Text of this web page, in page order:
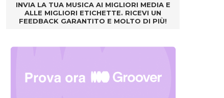
INVIA LA TUA MUSICA AI MIGLIORI MEDIA E
ALLE MIGLIORI ETICHETTE. RICEVI UN
FEEDBACK GARANTITO E MOLTO DI PIÙ!